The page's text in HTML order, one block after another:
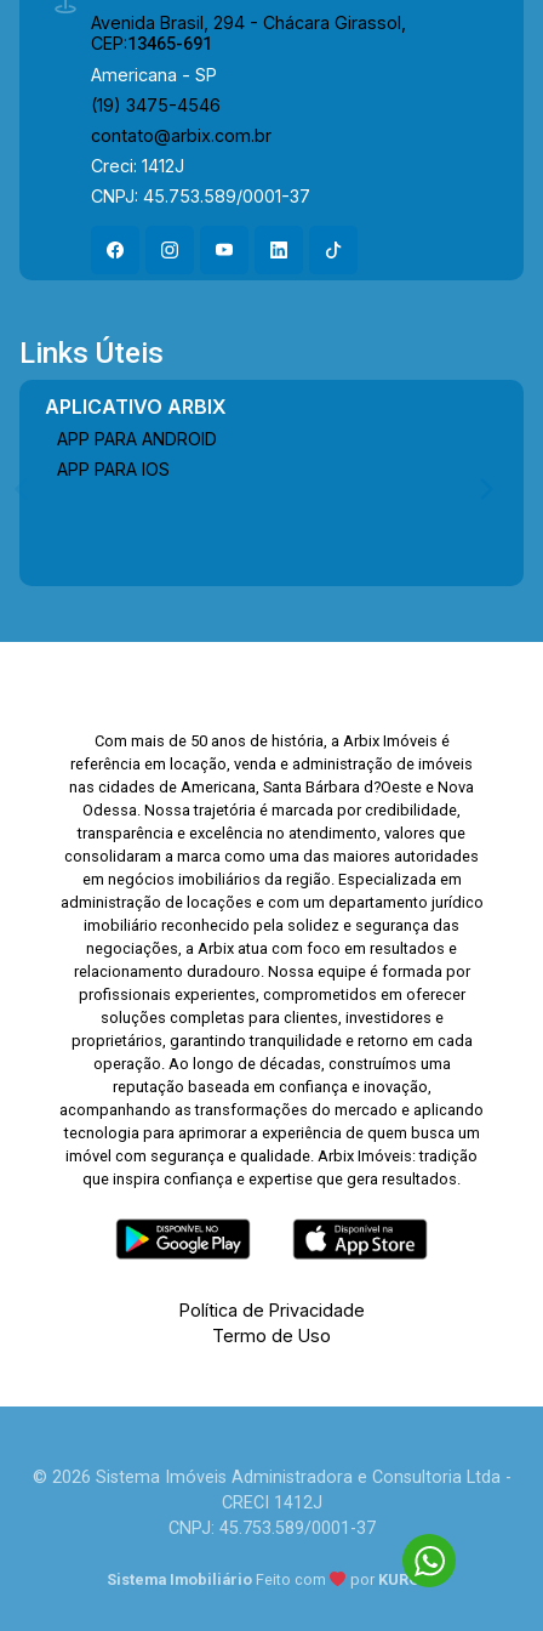
Avenida Brasil, 294 - Chácara Girassol,
CEP:13465-691
Americana - SP
(19) 3475-4546
contato@arbix.com.br
Creci: 1412J
CNPJ: 45.753.589/0001-37
Links Úteis
APLICATIVO ARBIX
APP PARA ANDROID
APP PARA IOS
Com mais de 50 anos de história, a Arbix Imóveis é
referência em locação, venda e administração de imóveis
nas cidades de Americana, Santa Bárbara d?Oeste e Nova
Odessa. Nossa trajetória é marcada por credibilidade,
transparência e excelência no atendimento, valores que
consolidaram a marca como uma das maiores autoridades
em negócios imobiliários da região. Especializada em
administração de locações e com um departamento jurídico
imobiliário reconhecido pela solidez e segurança das
negociações, a Arbix atua com foco em resultados e
relacionamento duradouro. Nossa equipe é formada por
profissionais experientes, comprometidos em oferecer
soluções completas para clientes, investidores e
proprietários, garantindo tranquilidade e retorno em cada
operação. Ao longo de décadas, construímos uma
reputação baseada em confiança e inovação,
acompanhando as transformações do mercado e aplicando
tecnologia para aprimorar a experiência de quem busca um
imóvel com segurança e qualidade. Arbix Imóveis: tradição
que inspira confiança e expertise que gera resultados.
Política de Privacidade
Termo de Uso
© 2026 Sistema Imóveis Administradora e Consultoria Ltda -
CRECI 1412J
CNPJ: 45.753.589/0001-37
Sistema Imobiliário Feito com por KUROLE